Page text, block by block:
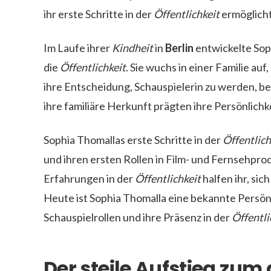
ihr erste Schritte in der Öffentlichkeit
Im Laufe ihrer Kindheitin Berlin entwickelte
die Öffentlichkeit. Sie wuchs in einer Familie
ihre Entscheidung, Schauspielerin zu werden,
ihre familiäre Herkunft prägten ihre
Sophia Thomallas erste Schritte in der
und ihren ersten Rollen in Film- und
Erfahrungen in der Öffentlichkeithalfen ihr,
Heute ist Sophia Thomalla eine bekannte
Schauspielrollen und ihre Präsenz in der